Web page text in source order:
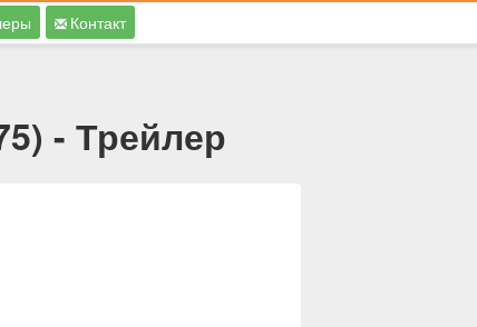
Контакт
- Трейлер